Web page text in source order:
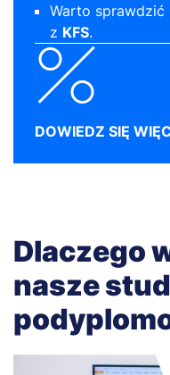
Warto sprawdzić
z KFS.
DOWIEDZ SIĘ
Dlaczego
nasze